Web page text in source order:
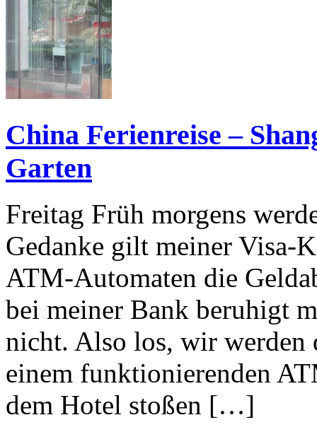
China Ferienreise –
Garten
Freitag Früh morgens
Gedanke gilt meiner Visa-
ATM-Automaten die
bei meiner Bank beruhigt
nicht. Also los, wir werden
einem funktionierenden
dem Hotel stoßen […]